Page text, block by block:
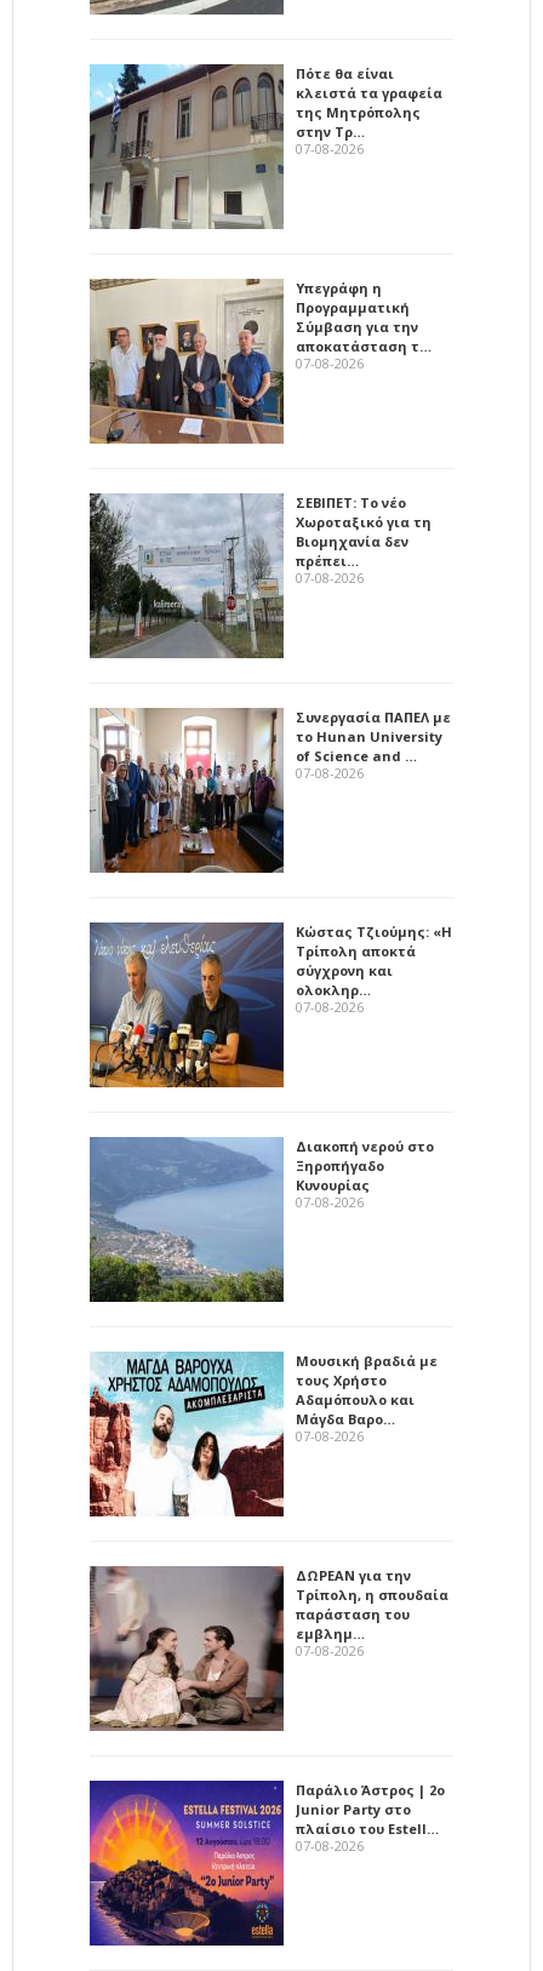
Πότε θα είναι
κλειστά τα γραφεία
της Μητρόπολης
στην Τρ…
07-08-2026
Υπεγράφη η
Προγραμματική
Σύμβαση για την
αποκατάσταση τ…
07-08-2026
ΣΕΒΙΠΕΤ: Το νέο
Χωροταξικό για τη
Βιομηχανία δεν
πρέπει…
07-08-2026
Συνεργασία ΠΑΠΕΛ με
το Hunan University
of Science and …
07-08-2026
Κώστας Τζιούμης: «Η
Τρίπολη αποκτά
σύγχρονη και
ολοκληρ…
07-08-2026
Διακοπή νερού στο
Ξηροπήγαδο
Κυνουρίας
07-08-2026
Μουσική βραδιά με
τους Χρήστο
Αδαμόπουλο και
Μάγδα Βαρο…
07-08-2026
ΔΩΡΕΑΝ για την
Τρίπολη, η σπουδαία
παράσταση του
εμβλημ…
07-08-2026
Παράλιο Άστρος | 2ο
Junior Party στο
πλαίσιο του Estell…
07-08-2026